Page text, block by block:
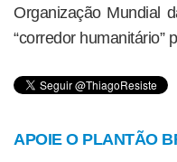
Organização Mundial
“corredor humanitário”
APOIE O PLANTÃO